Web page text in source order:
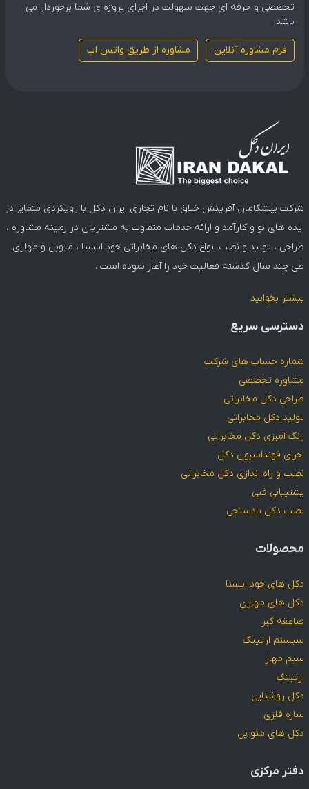
تخصصی و حرفه ای جهت سهولت در اجرای پروژه ی شما برخوردار می
باشد .
فرم مشاوره آنلاین مشاوره از طریق واتس اپ
شرکت پیشگامان آفرینش خلاق با نام تجاری ایران دکل با رویکردی متمایز در
ایده های نو و کارآمد و ارائه خدمات متفاوت به مشتریان در زمینه مشاوره ،
طراحی ، تولید و نصب انواع دکل های مخابراتی خود ایستا ، منوپل و مهاری
طی چند سال گذشته فعالیت خود را آغاز نموده است .
بیشتر بخوانید
دسترسی سریع
شماره حساب های شرکت
مشاوره تخصصی
طراحی دکل مخابراتی
تولید دکل مخابراتی
رنگ آمیزی دکل مخابراتی
اجرای فونداسیون دکل
نصب و راه اندازی دکل مخابراتی
پشتیبانی فنی
نصب دکل بادسنجی
محصولات
دکل های خود ایستا
دکل های مهاری
صاعقه گیر
سیستم ارتینگ
سیم مهار
ارتینگ
دکل روشنایی
سازه فلزی
دکل های منو پل
دفتر مرکزی